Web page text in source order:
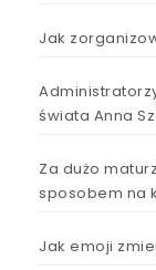
Jak
świata Anna
Za dużo
sposobem na
Jak emoji